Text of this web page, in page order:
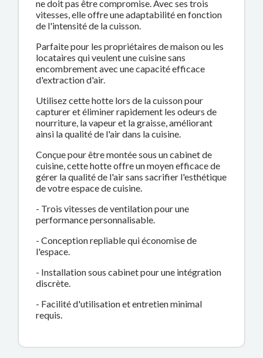
ne doit pas être compromise. Avec ses trois
vitesses, elle offre une adaptabilité en fonction
de l'intensité de la cuisson.
Parfaite pour les propriétaires de maison ou les
locataires qui veulent une cuisine sans
encombrement avec une capacité efficace
d'extraction d'air.
Utilisez cette hotte lors de la cuisson pour
capturer et éliminer rapidement les odeurs de
nourriture, la vapeur et la graisse, améliorant
ainsi la qualité de l'air dans la cuisine.
Conçue pour être montée sous un cabinet de
cuisine, cette hotte offre un moyen efficace de
gérer la qualité de l'air sans sacrifier l'esthétique
de votre espace de cuisine.
- Trois vitesses de ventilation pour une
performance personnalisable.
- Conception repliable qui économise de
l'espace.
- Installation sous cabinet pour une intégration
discrète.
- Facilité d'utilisation et entretien minimal
requis.